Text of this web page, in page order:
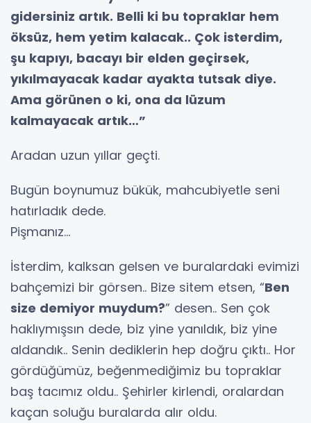
gidersiniz artık. Belli ki bu topraklar hem
öksüz, hem yetim kalacak.. Çok isterdim,
şu kapıyı, bacayı bir elden geçirsek,
yıkılmayacak kadar ayakta tutsak diye.
Ama görünen o ki, ona da lüzum
kalmayacak artık…”
Aradan uzun yıllar geçti.
Bugün boynumuz bükük, mahcubiyetle seni
hatırladık dede.
Pişmanız…
İsterdim, kalksan gelsen ve buralardaki evimizi
bahçemizi bir görsen.. Bize sitem etsen, “Ben
size demiyor muydum?” desen.. Sen çok
haklıymışsın dede, biz yine yanıldık, biz yine
aldandık.. Senin dediklerin hep doğru çıktı.. Hor
gördüğümüz, beğenmediğimiz bu topraklar
baş tacımız oldu.. Şehirler kirlendi, oralardan
kaçan soluğu buralarda alır oldu.